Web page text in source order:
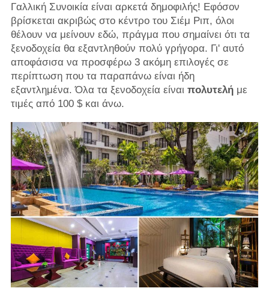
Γαλλική Συνοικία είναι αρκετά δημοφιλής! Εφόσον
βρίσκεται ακριβώς στο κέντρο του Σιέμ Ριπ, όλοι
θέλουν να μείνουν εδώ, πράγμα που σημαίνει ότι τα
ξενοδοχεία θα εξαντληθούν πολύ γρήγορα. Γι' αυτό
αποφάσισα να προσφέρω 3 ακόμη επιλογές σε
περίπτωση που τα παραπάνω είναι ήδη
εξαντλημένα. Όλα τα ξενοδοχεία είναι πολυτελήμε
τιμές από 100 $ και άνω.